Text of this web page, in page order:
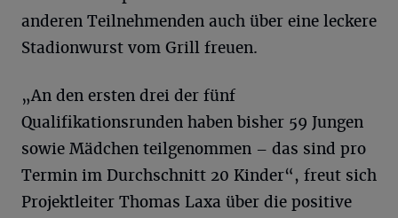
anderen Teilnehmenden auch über eine leckere
Stadionwurst vom Grill freuen.
„An den ersten drei der fünf
Qualifikationsrunden haben bisher 59 Jungen
sowie Mädchen teilgenommen – das sind pro
Termin im Durchschnitt 20 Kinder“, freut sich
Projektleiter Thomas Laxa über die positive